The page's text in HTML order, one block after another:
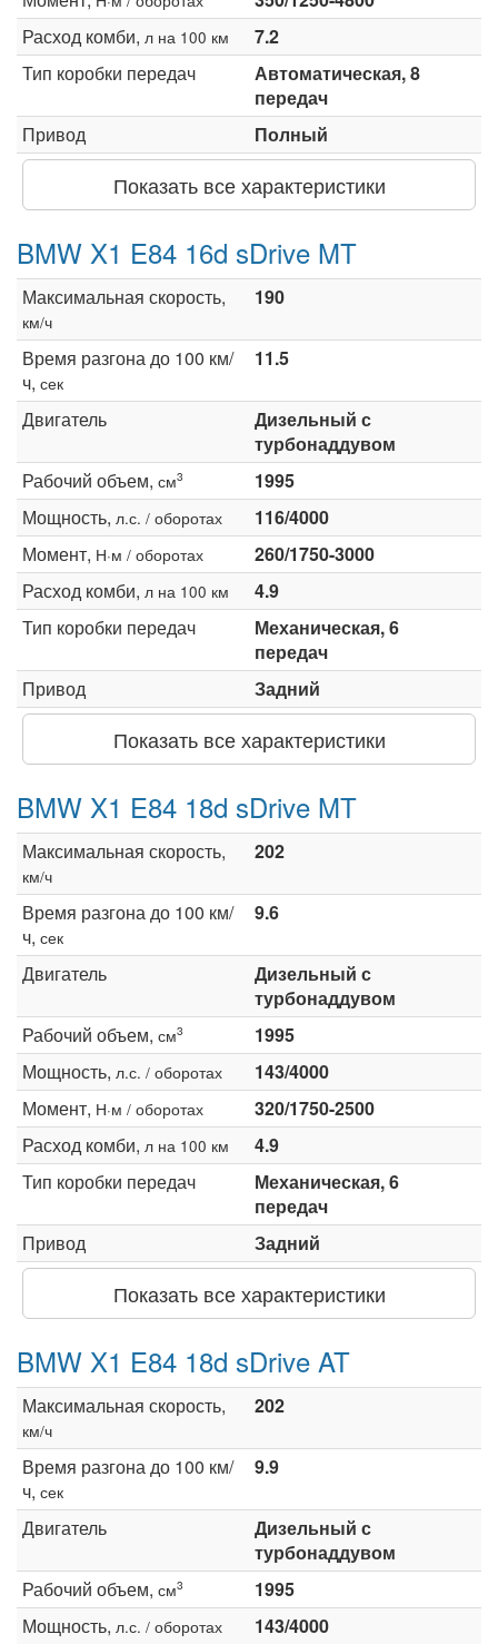
Расход комби, л на 100 км
7.2
Тип коробки передач
Автоматическая, 8
передач
Привод
Полный
Показать все характеристики
BMW X1 E84 16d sDrive MT
Максимальная скорость,
км/ч
190
Время разгона до 100 км/
ч, сек
11.5
Двигатель
Дизельный с
турбонаддувом
Рабочий объем, см3
1995
Мощность, л.с. / оборотах
116/4000
Момент, Н·м / оборотах
260/1750-3000
Расход комби, л на 100 км
4.9
Тип коробки передач
Механическая, 6
передач
Привод
Задний
Показать все характеристики
BMW X1 E84 18d sDrive MT
Максимальная скорость,
км/ч
202
Время разгона до 100 км/
ч, сек
9.6
Двигатель
Дизельный с
турбонаддувом
Рабочий объем, см3
1995
Мощность, л.с. / оборотах
143/4000
Момент, Н·м / оборотах
320/1750-2500
Расход комби, л на 100 км
4.9
Тип коробки передач
Механическая, 6
передач
Привод
Задний
Показать все характеристики
BMW X1 E84 18d sDrive AT
Максимальная скорость,
км/ч
202
Время разгона до 100 км/
ч, сек
9.9
Двигатель
Дизельный с
турбонаддувом
Рабочий объем, см3
1995
Мощность, л.с. / оборотах
143/4000